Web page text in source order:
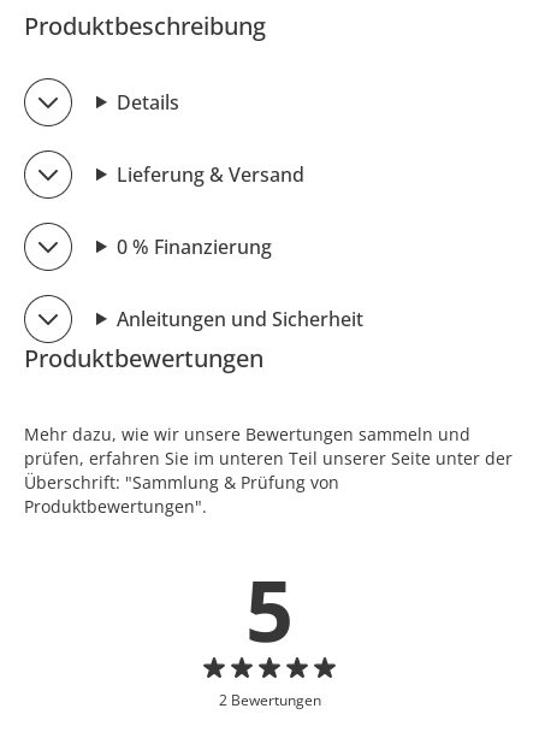
Produktbeschreibung
Details
Lieferung & Versand
0 % Finanzierung
Anleitungen und Sicherheit
Produktbewertungen
Mehr dazu, wie wir unsere Bewertungen sammeln und
prüfen, erfahren Sie im unteren Teil unserer Seite unter der
Überschrift: "Sammlung & Prüfung von
Produktbewertungen".
5
2 Bewertungen